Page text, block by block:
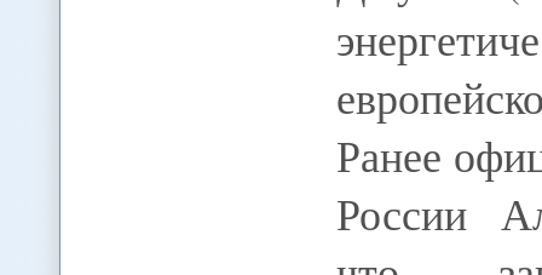
Ранее
России